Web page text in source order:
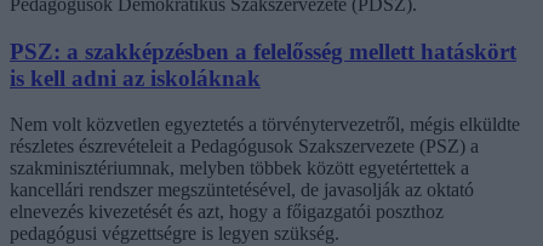
Pedagógusok Demokratikus Szakszervezete (PDSZ).
PSZ: a szakképzésben a felelősség mellett hatáskört
is kell adni az iskoláknak
Nem volt közvetlen egyeztetés a törvénytervezetről, mégis elküldte
részletes észrevételeit a Pedagógusok Szakszervezete (PSZ) a
szakminisztériumnak, melyben többek között egyetértettek a
kancellári rendszer megszüntetésével, de javasolják az oktató
elnevezés kivezetését és azt, hogy a főigazgatói poszthoz
pedagógusi végzettségre is legyen szükség.